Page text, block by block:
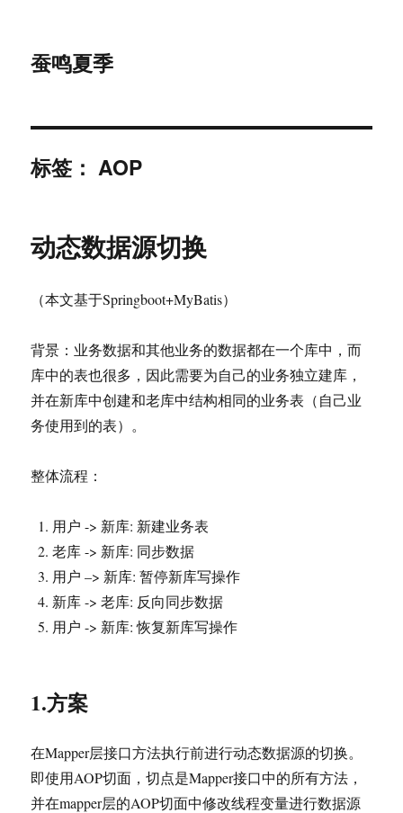
蚕鸣夏季
标签：AOP
动态数据源切换
（本文基于Springboot+MyBatis）
背景：业务数据和其他业务的数据都在一个库中，而
库中的表也很多，因此需要为自己的业务独立建库，
并在新库中创建和老库中结构相同的业务表（自己业
务使用到的表）。
整体流程：
用户 -> 新库: 新建业务表
老库 -> 新库: 同步数据
用户 –> 新库: 暂停新库写操作
新库 -> 老库: 反向同步数据
用户 -> 新库: 恢复新库写操作
1.方案
在Mapper层接口方法执行前进行动态数据源的切换。
即使用AOP切面，切点是Mapper接口中的所有方法，
并在mapper层的AOP切面中修改线程变量进行数据源